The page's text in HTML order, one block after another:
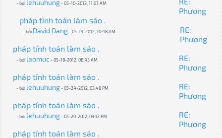
- bởi lehuuhung- 05-10-2012, 11:07 AM
Phương
pháp tính toán làm sáo .
- bởi David Dang- 05-19-2012, 10:48 AM
RE:
Phương
pháp tính toán làm sáo .
- bởi laomuc- 05-18-2012, 08:43 AM
RE:
Phương
pháp tính toán làm sáo .
- bởi lehuuhung- 05-24-2012, 03:48 PM
RE:
Phương
pháp tính toán làm sáo .
- bởi lehuuhung- 05-29-2012, 03:12 PM
RE:
Phương
pháp tính toán làm sáo .